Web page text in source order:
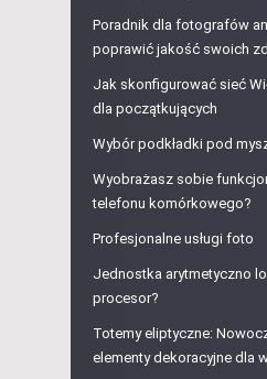
Poradnik dla fotografów
poprawić jakość swoich
Jak skonfigurować sieć
dla początkujących
Wybór podkładki pod
Wyobrażasz sobie
telefonu komórkowego?
Profesjonalne usługi foto
Jednostka arytmetyczno
procesor?
Totemy eliptyczne:
elementy dekoracyjne dla